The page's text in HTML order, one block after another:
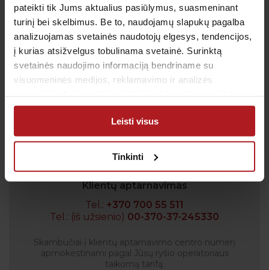
pateikti tik Jums aktualius pasiūlymus, suasmeninant
turinį bei skelbimus. Be to, naudojamų slapukų pagalba
analizuojamas svetainės naudotojų elgesys, tendencijos,
į kurias atsižvelgus tobulinama svetainė. Surinktą
svetainės naudojimo informaciją bendriname su
visuomeninės medijos, reklamavimo ir analizės
arba naudojant paslaugas surinktos informacijos.
Leisti visus
Tinkinti
dėžutę atkeliautų laiku. Sulauksite ne tik naudingos
informacijos kaip rūpintis savo sveikata, bet ir
geriausių pasiūlymų bei akcijų.
Patvirtinu, kad man yra 14 metų ar daugiau
Klientų aptarnavimas
Tel.: +370 700 55 511
Tel.: (iš užsienio) 00-370-37-245330
Skambučiai į klientų aptarnavimo centro numerį
apmokestinami pagal Jūsų ryšio operatoriaus
taikomą tarifą.